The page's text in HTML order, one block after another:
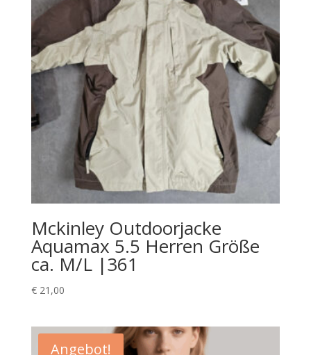
Mckinley Outdoorjacke
Aquamax 5.5 Herren Größe
ca. M/L |361
€21,00
Angebot!